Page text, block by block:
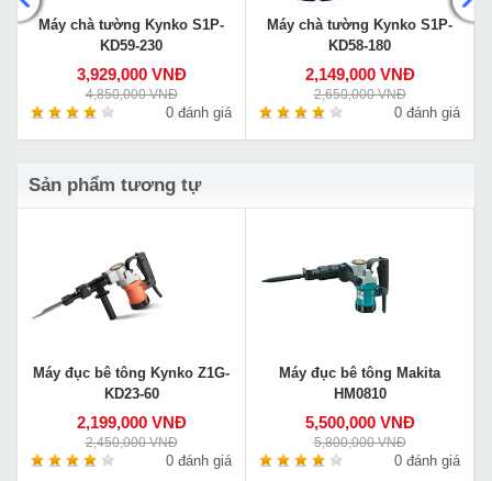
Máy chà tường Kynko S1P-
KD59-230
3,929,000 VNĐ
4,850,000 VNĐ
0 đánh giá
Máy chà tường Kynko S1P-
KD58-180
2,149,000 VNĐ
2,650,000 VNĐ
0 đánh giá
Sản phẩm tương tự
Máy đục bê tông Kynko Z1G-
KD23-60
2,199,000 VNĐ
2,450,000 VNĐ
0 đánh giá
Máy đục bê tông Makita
HM0810
5,500,000 VNĐ
5,800,000 VNĐ
0 đánh giá